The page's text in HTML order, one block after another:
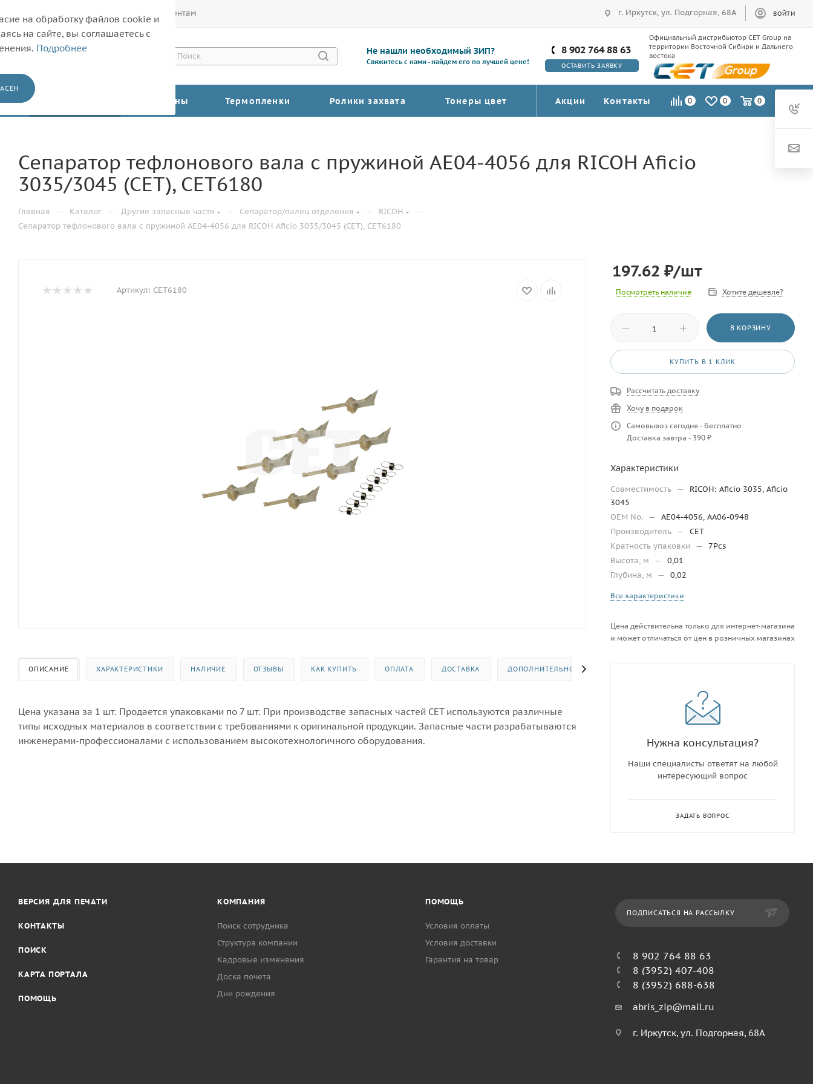
Корпоративным клиентам г. Иркутск, ул. Подгорная, 68А ВОЙТИ
Не нашли необходимый ЗИП?
Свяжитесь с нами - найдем его по лучшей цене!
8 902 764 88 63
ОСТАВИТЬ ЗАЯВКУ
Официальный дистрибьютор CET Group на
территории Восточной Сибири и Дальнего
востока
Барабаны Термопленки Ролики захвата Тонеры цвет Акции Контакты 0 0 0
Сепаратор тефлонового вала с пружиной AE04-4056 для RICOH Aficio
3035/3045 (CET), CET6180
Главная — Каталог — Другие запасные части — Сепаратор/палец отделения — RICOH —
Сепаратор тефлонового вала с пружиной AE04-4056 для RICOH Aficio 3035/3045 (CET), CET6180
Артикул: CET6180
ОПИСАНИЕ ХАРАКТЕРИСТИКИ НАЛИЧИЕ ОТЗЫВЫ КАК КУПИТЬ ОПЛАТА ДОСТАВКА ДОПОЛНИТЕЛЬНО
Цена указана за 1 шт. Продается упаковками по 7 шт. При производстве запасных частей CET используются различные
типы исходных материалов в соответствии с требованиями к оригинальной продукции. Запасные части разрабатываются
инженерами-профессионалами с использованием высокотехнологичного оборудования.
197.62 ₽/шт
Посмотреть наличие Хотите дешевле?
В КОРЗИНУ
КУПИТЬ В 1 КЛИК
Рассчитать доставку
Хочу в подарок
Самовывоз сегодня - бесплатно
Доставка завтра - 390 ₽
Характеристики
Совместимость —
RICOH: Aficio 3035, Aficio
3045
OEM No.
—
AE04-4056, AA06-0948
Производитель —
CET
Кратность упаковки
—
7Pcs
Высота, м
—
0,01
Глубина, м
— 0,02
Все характеристики
Цена действительна только для интернет-магазина
и может отличаться от цен в розничных магазинах
Нужна консультация?
Наши специалисты ответят на любой
интересующий вопрос
ЗАДАТЬ ВОПРОС
ВЕРСИЯ ДЛЯ ПЕЧАТИ
КОНТАКТЫ
ПОИСК
КАРТА ПОРТАЛА
ПОМОЩЬ
КОМПАНИЯ
Поиск сотрудника
Структура компании
Кадровые изменения
Доска почета
Дни рождения
ПОМОЩЬ
Условия оплаты
Условия доставки
Гарантия на товар
ПОДПИСАТЬСЯ НА РАССЫЛКУ
8 902 764 88 63
8 (3952) 407-408
8 (3952) 688-638
abris_zip@mail.ru
г. Иркутск, ул. Подгорная, 68А
на обработку файлов cookie и
на сайте, вы соглашаетесь с
Подробнее